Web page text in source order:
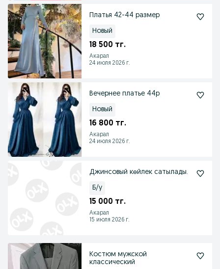
Платья 42-44 размер
Новый
18 500 тг.
Акарал
24 июля 2026 г.
Вечернее платье 44р
Новый
16 800 тг.
Акарал
24 июля 2026 г.
Джинсовый көйлек сатылады.
Б/у
15 000 тг.
Акарал
15 июля 2026 г.
Костюм мужской
классический